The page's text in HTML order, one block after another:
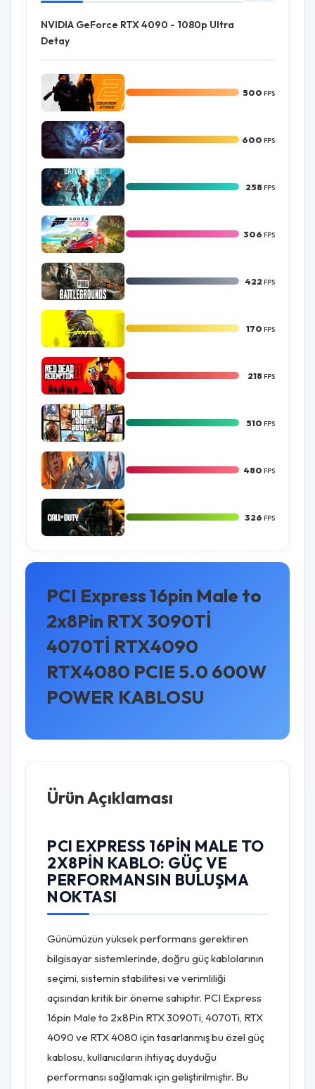
NVIDIA GeForce RTX 4090 - 1080p Ultra
Detay
CS 2
500 FPS
LoL
600 FPS
BF 2042
258FPS
Forza 5
306 FPS
PUBG
422FPS
Cyberpunk
170 FPS
RDR 2
218FPS
GTA V
510 FPS
Valorant
480 FPS
326 FPS
PCI Express 16pin Male to
2x8Pin RTX 3090Tİ
4070Tİ RTX4090
RTX4080 PCIE 5.0 600W
POWER KABLOSU
Ürün Açıklaması
PCI EXPRESS 16PIN MALE TO
2X8PIN KABLO: GÜÇ VE
PERFORMANSIN BULUŞMA
NOKTASI
Günümüzün yüksek performans gerektiren
bilgisayar sistemlerinde, doğru güç kablolarının
seçimi, sistemin stabilitesi ve verimliliği
açısından kritik bir öneme sahiptir. PCI Express
16pin Male to 2x8Pin RTX 3090Ti, 4070Ti, RTX
4090 ve RTX 4080 için tasarlanmış bu özel güç
kablosu, kullanıcıların ihtiyaç duyduğu
performansı sağlamak için geliştirilmiştir. Bu